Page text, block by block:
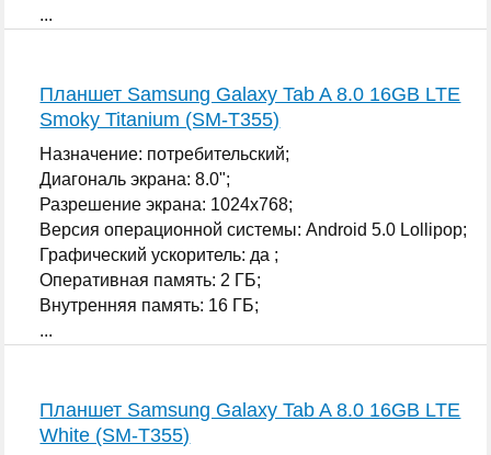
...
Планшет Samsung Galaxy Tab A 8.0 16GB LTE
Smoky Titanium (SM-T355)
Назначение: потребительский;
Диагональ экрана: 8.0";
Разрешение экрана: 1024x768;
Версия операционной системы: Android 5.0 Lollipop;
Графический ускоритель: да ;
Оперативная память: 2 ГБ;
Внутренняя память: 16 ГБ;
...
Планшет Samsung Galaxy Tab A 8.0 16GB LTE
White (SM-T355)